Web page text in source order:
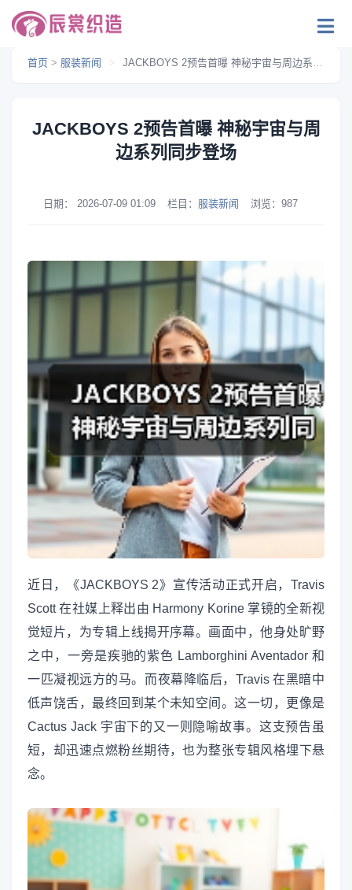
首页 > 服装新闻 > JACKBOYS 2预告首曝 神秘宇宙与周边系列同步登场
JACKBOYS 2预告首曝 神秘宇宙与周
边系列同步登场
日期： 2026-07-09 01:09 栏目： 服装新闻 浏览： 987
近日，《JACKBOYS 2》宣传活动正式开启，Travis
Scott 在社媒上释出由 Harmony Korine 掌镜的全新视
觉短片，为专辑上线揭开序幕。画面中，他身处旷野
之中，一旁是疾驰的紫色 Lamborghini Aventador 和
一匹凝视远方的马。而夜幕降临后，Travis 在黑暗中
低声饶舌，最终回到某个未知空间。这一切，更像是
Cactus Jack 宇宙下的又一则隐喻故事。这支预告虽
短，却迅速点燃粉丝期待，也为整张专辑风格埋下悬
念。